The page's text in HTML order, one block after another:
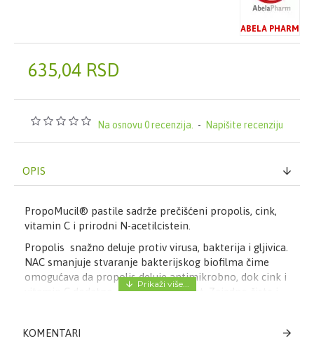
Na osnovu 0 recenzija. - Napišite recenziju
635,04 RSD
ABELA PHARM
OPIS
PropoMucil® pastile sadrže prečišćeni propolis, cink,
vitamin C i prirodni N-acetilcistein.
Propolis snažno deluje protiv virusa, bakterija i gljivica.
NAC smanjuje stvaranje bakterijskog biofilma čime
omogućava da propolis deluje antimikrobno, dok cink i
vitamin C dodatno ojačavaju imunitet. Zajedno čiste i
PropoMucil® pastile deluju na uzrok upale i bola.
KOMENTARI